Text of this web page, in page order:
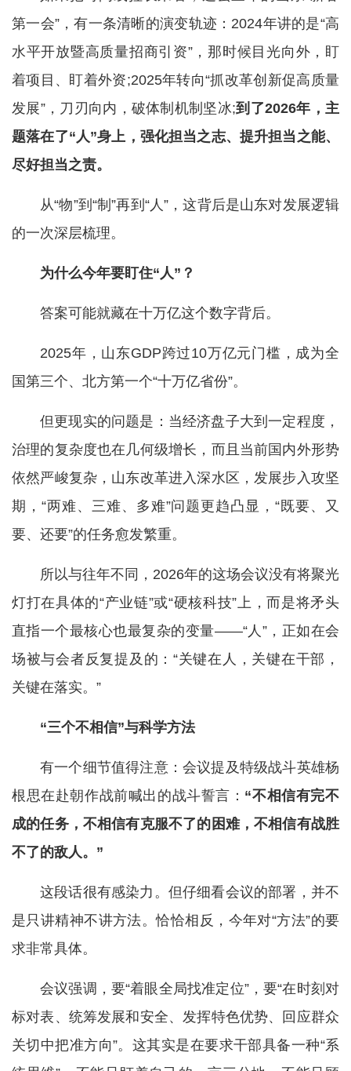
第一会”，有一条清晰的演变轨迹：2024年讲的是“高
水平开放暨高质量招商引资”，那时候目光向外，盯
着项目、盯着外资;2025年转向“抓改革创新促高质量
发展”，刀刃向内，破体制机制坚冰;到了2026年，主
题落在了“人”身上，强化担当之志、提升担当之能、
尽好担当之责。
从“物”到“制”再到“人”，这背后是山东对发展逻辑
的一次深层梳理。
为什么今年要盯住“人”？
答案可能就藏在十万亿这个数字背后。
2025年，山东GDP跨过10万亿元门槛，成为全
国第三个、北方第一个“十万亿省份”。
但更现实的问题是：当经济盘子大到一定程度，
治理的复杂度也在几何级增长，而且当前国内外形势
依然严峻复杂，山东改革进入深水区，发展步入攻坚
期，“两难、三难、多难”问题更趋凸显，“既要、又
要、还要”的任务愈发繁重。
所以与往年不同，2026年的这场会议没有将聚光
灯打在具体的“产业链”或“硬核科技”上，而是将矛头
直指一个最核心也最复杂的变量——“人”，正如在会
场被与会者反复提及的：“关键在人，关键在干部，
关键在落实。”
“三个不相信”与科学方法
有一个细节值得注意：会议提及特级战斗英雄杨
根思在赴朝作战前喊出的战斗誓言： “不相信有完不
成的任务，不相信有克服不了的困难，不相信有战胜
不了的敌人。”
这段话很有感染力。但仔细看会议的部署，并不
是只讲精神不讲方法。恰恰相反，今年对“方法”的要
求非常具体。
会议强调，要“着眼全局找准定位”，要“在时刻对
标对表、统筹发展和安全、发挥特色优势、回应群众
关切中把准方向”。这其实是在要求干部具备一种“系